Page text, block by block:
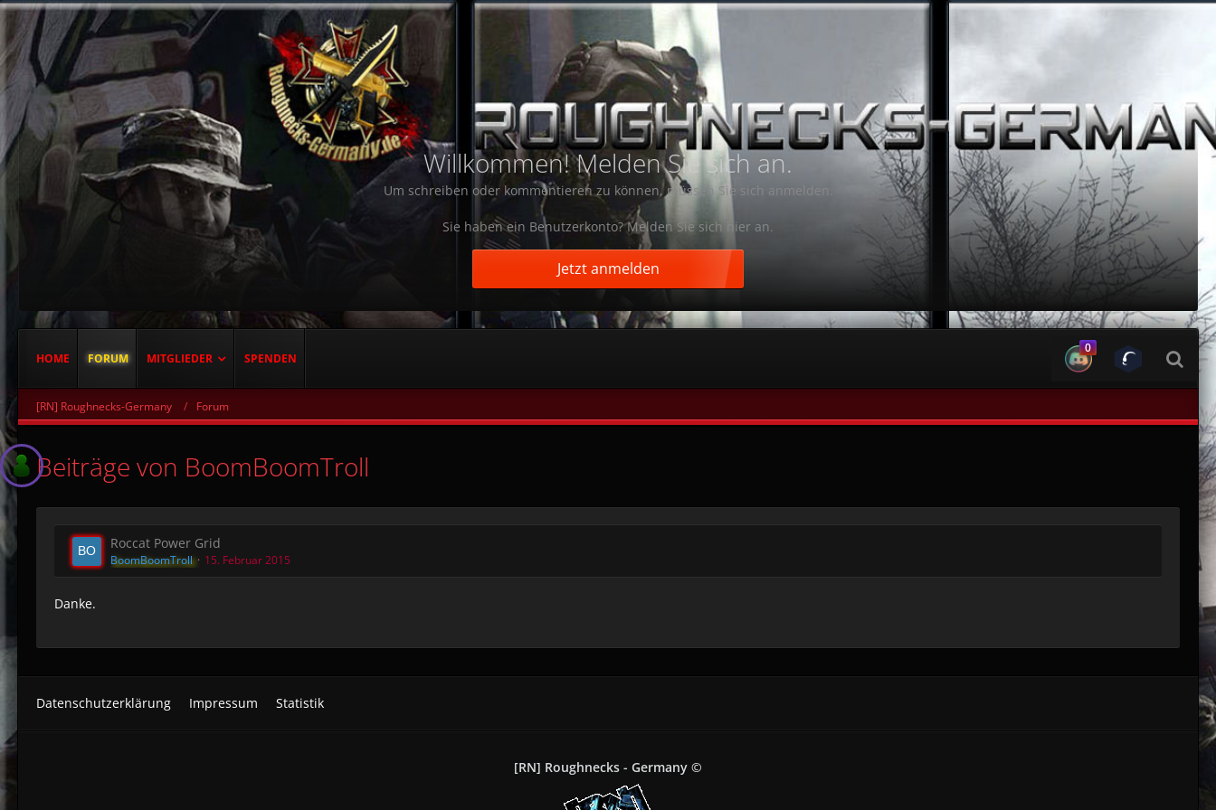
Willkommen! Melden Sie sich an.
Um schreiben oder kommentieren zu können, müssen Sie sich anmelden.
Sie haben ein Benutzerkonto? Melden Sie sich hier an.
Jetzt anmelden
HOME FORUM MITGLIEDER SPENDEN
0
[RN] Roughnecks-Germany Forum
Beiträge von BoomBoomTroll
Roccat Power Grid
BoomBoomTroll 15. Februar 2015
Danke.
Datenschutzerklärung Impressum Statistik
[RN] Roughnecks - Germany ©